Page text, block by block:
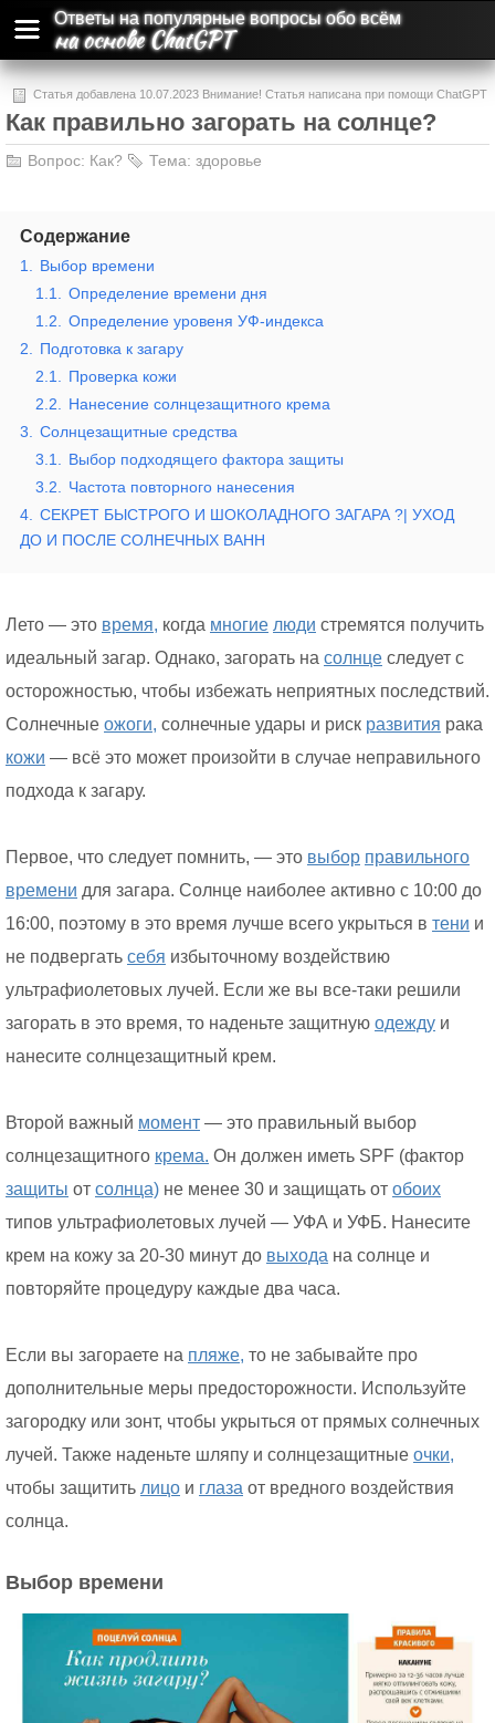
Ответы на популярные вопросы обо всём
на основе ChatGPT
Статья добавлена 10.07.2023 Внимание! Статья написана при помощи ChatGPT
и может содержать ошибки и неточности.
Как правильно загорать на солнце?
Вопрос: Как? Тема: здоровье
Содержание
1.
Выбор времени
1.1.
Определение времени дня
1.2.
Определение уровеня УФ-индекса
2.
Подготовка к загару
2.1.
Проверка кожи
2.2.
Нанесение солнцезащитного крема
3.
Солнцезащитные средства
3.1.
Выбор подходящего фактора защиты
3.2.
Частота повторного нанесения
4.
СЕКРЕТ БЫСТРОГО И ШОКОЛАДНОГО ЗАГАРА ?| УХОД
ДО И ПОСЛЕ СОЛНЕЧНЫХ ВАНН
Лето — это время, когда многие люди стремятся получить
идеальный загар. Однако, загорать на солнце следует с
осторожностью, чтобы избежать неприятных последствий.
Солнечные ожоги, солнечные удары и риск развития рака
кожи — всё это может произойти в случае неправильного
подхода к загару.
Первое, что следует помнить, — это выбор правильного
времени для загара. Солнце наиболее активно с 10:00 до
16:00, поэтому в это время лучше всего укрыться в тени и
не подвергать себя избыточному воздействию
ультрафиолетовых лучей. Если же вы все-таки решили
загорать в это время, то наденьте защитную одежду и
нанесите солнцезащитный крем.
Второй важный момент — это правильный выбор
солнцезащитного крема. Он должен иметь SPF (фактор
защиты от солнца) не менее 30 и защищать от обоих
типов ультрафиолетовых лучей — УФА и УФБ. Нанесите
крем на кожу за 20-30 минут до выхода на солнце и
повторяйте процедуру каждые два часа.
Если вы загораете на пляже, то не забывайте про
дополнительные меры предосторожности. Используйте
загородку или зонт, чтобы укрыться от прямых солнечных
лучей. Также наденьте шляпу и солнцезащитные очки,
чтобы защитить лицо и глаза от вредного воздействия
солнца.
Выбор времени